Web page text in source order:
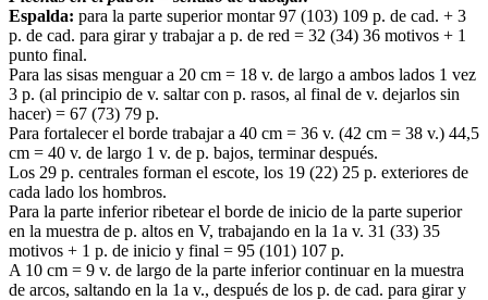
Espalda: para la parte superior montar 97 (103) 109 p. de cad. + 3
p. de cad. para girar y trabajar a p. de red = 32 (34) 36 motivos + 1
punto final.
Para las sisas menguar a 20 cm = 18 v. de largo a ambos lados 1 vez
3 p. (al principio de v. saltar con p. rasos, al final de v. dejarlos sin
hacer) = 67 (73) 79 p.
Para fortalecer el borde trabajar a 40 cm = 36 v. (42 cm = 38 v.) 44,5
cm = 40 v. de largo 1 v. de p. bajos, terminar después.
Los 29 p. centrales forman el escote, los 19 (22) 25 p. exteriores de
cada lado los hombros.
Para la parte inferior ribetear el borde de inicio de la parte superior
en la muestra de p. altos en V, trabajando en la 1a v. 31 (33) 35
motivos + 1 p. de inicio y final = 95 (101) 107 p.
A 10 cm = 9 v. de largo de la parte inferior continuar en la muestra
de arcos, saltando en la 1a v., después de los p. de cad. para girar y